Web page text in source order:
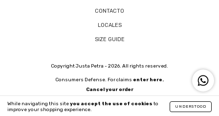
While navigating this siteyou accept the use of cookies to
improve your shopping experience.
UNDERSTOOD
CONTACTO
LOCALES
SIZE GUIDE
Copyright Justa Petra - 2026. All rights reserved.
Consumers Defense. For claims enter here.
Cancel your order